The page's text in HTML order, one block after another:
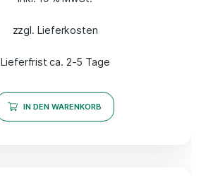
zzgl. Lieferkosten
Lieferfrist ca. 2-5 Tage
IN DEN WARENKORB